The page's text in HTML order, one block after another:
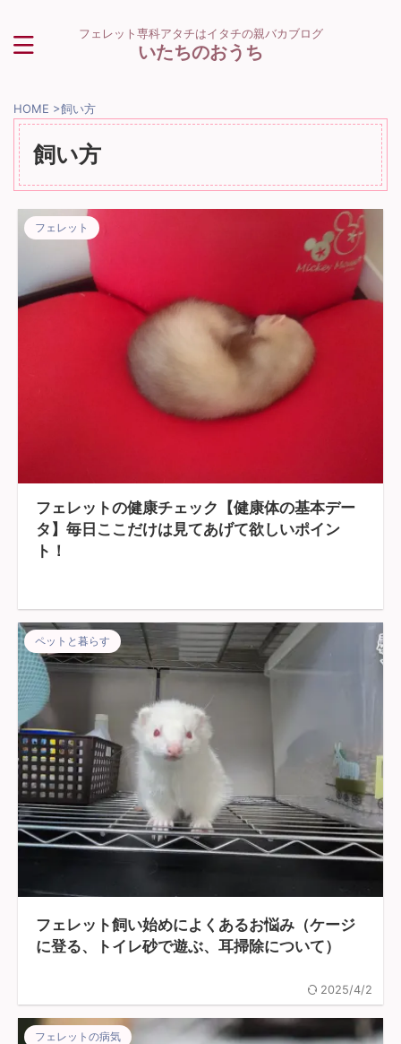
フェレット専科アタチはイタチの親バカブログ
いたちのおうち
HOME >飼い方
飼い方
フェレット
フェレットの健康チェック【健康体の基本デー
タ】毎日ここだけは見てあげて欲しいポイン
ト！
ペットと暮らす
フェレット飼い始めによくあるお悩み（ケージ
に登る、トイレ砂で遊ぶ、耳掃除について）
2025/4/2
フェレットの病気